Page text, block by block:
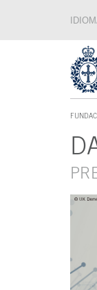
Tecla
TECLA
Contenido principal